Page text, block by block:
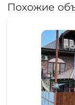
Похожие